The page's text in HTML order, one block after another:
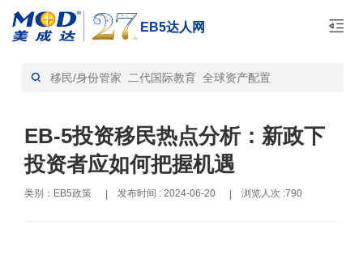
EB5达人网
首页> EB5政策-资讯
EB-5投资移民热点分析：新政下
投资者应如何把握机遇
类别：EB5政策 | 发布时间 : 2024-06-20 | 浏览人次 :790